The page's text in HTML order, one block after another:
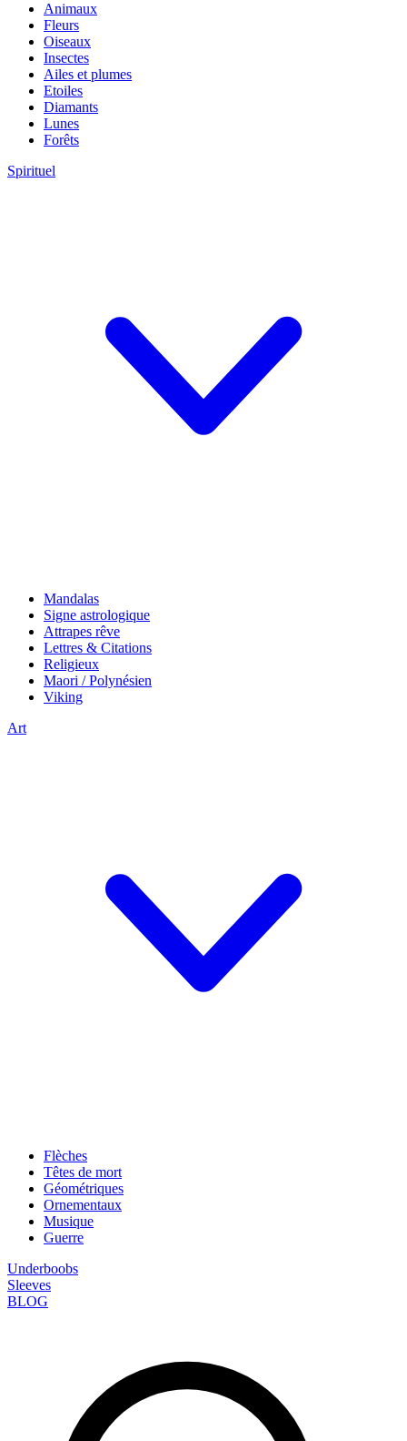
Animaux
Fleurs
Oiseaux
Insectes
Ailes et plumes
Etoiles
Diamants
Lunes
Forêts
Spirituel
Mandalas
Signe astrologique
Attrapes rêve
Lettres & Citations
Religieux
Maori / Polynésien
Viking
Art
Flèches
Têtes de mort
Géométriques
Ornementaux
Musique
Guerre
Underboobs
Sleeves
BLOG